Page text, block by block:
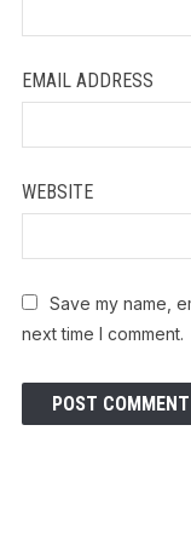
EMAIL ADDRESS
WEBSITE
Save my name,
next time I comment.